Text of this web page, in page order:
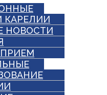
КАРЕЛИИ
НОВОСТИ